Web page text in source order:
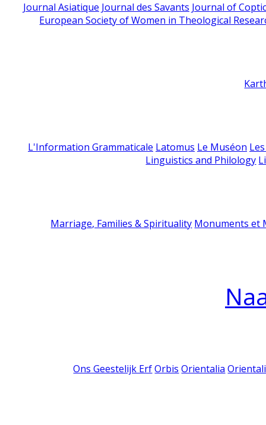
Journal Asiatique Journal des Savants Journal of
European Society of Women in Theological
L'Information Grammaticale Latomus Le Muséon
Linguistics and Philology
Marriage, Families & Spirituality Monuments et
Ons Geestelijk Erf Orbis Orientalia